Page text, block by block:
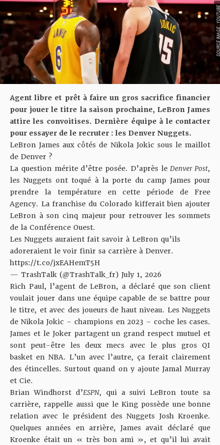
SOURCE
Agent libre et prêt à faire un gros sacrifice financier
pour jouer le titre la saison prochaine, LeBron James
attire les convoitises. Dernière équipe à le contacter
pour essayer de le recruter : les Denver Nuggets.
LeBron James aux côtés de Nikola Jokic sous le maillot
de Denver ?
La question mérite d’être posée. D’après leDenver Post,
les Nuggets ont toqué à la porte du camp James pour
prendre la température en cette période de Free
Agency. La franchise du Colorado kifferait bien ajouter
LeBron à son cinq majeur pour retrouver les sommets
de la Conférence Ouest.
Les Nuggets auraient fait savoir à LeBron qu’ils
adoreraient le voir finir sa carrière à Denver.
https://t.co/jxEAHemT5H
— TrashTalk (@TrashTalk_fr) July 1, 2026
Rich Paul, l’agent de LeBron, a déclaré que son client
voulait jouer dans une équipe capable de se battre pour
le titre, et avec des joueurs de haut niveau. Les Nuggets
de Nikola Jokic – champions en 2023 – coche les cases.
James et le Joker partagent un grand respect mutuel et
sont peut-être les deux mecs avec le plus gros QI
basket en NBA. L’un avec l’autre, ça ferait clairement
des étincelles. Surtout quand on y ajoute Jamal Murray
et Cie.
Brian Windhorst d’ESPN, qui a suivi LeBron toute sa
carrière, rappelle aussi que le King possède une bonne
relation avec le président des Nuggets Josh Kroenke.
Quelques années en arrière, James avait déclaré que
Kroenke était un « très bon ami », et qu’il lui avait